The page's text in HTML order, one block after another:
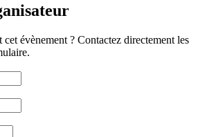
évènement ? Contactez directement les